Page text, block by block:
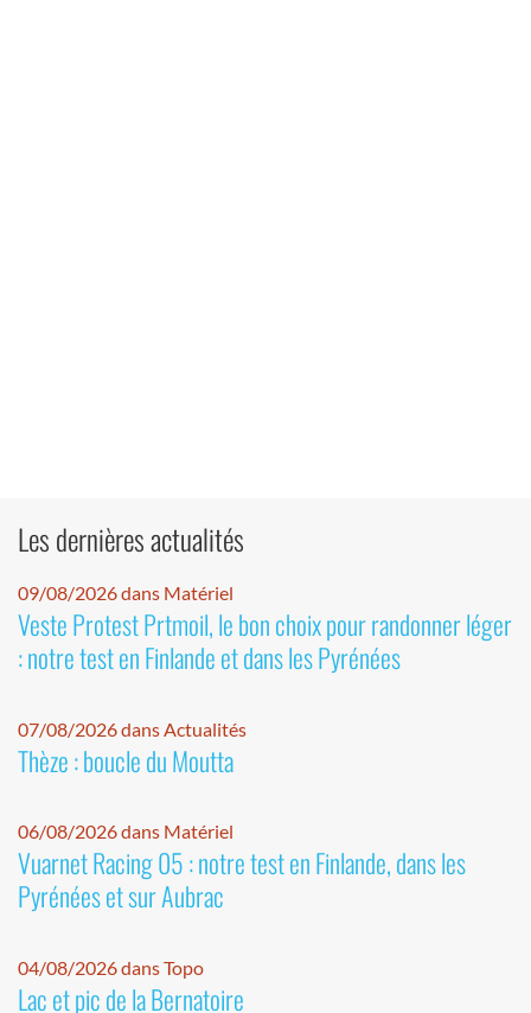
Les dernières actualités
09/08/2026 dans Matériel
Veste Protest Prtmoil, le bon choix pour randonner léger
: notre test en Finlande et dans les Pyrénées
07/08/2026 dans Actualités
Thèze : boucle du Moutta
06/08/2026 dans Matériel
Vuarnet Racing 05 : notre test en Finlande, dans les
Pyrénées et sur Aubrac
04/08/2026 dans Topo
Lac et pic de la Bernatoire